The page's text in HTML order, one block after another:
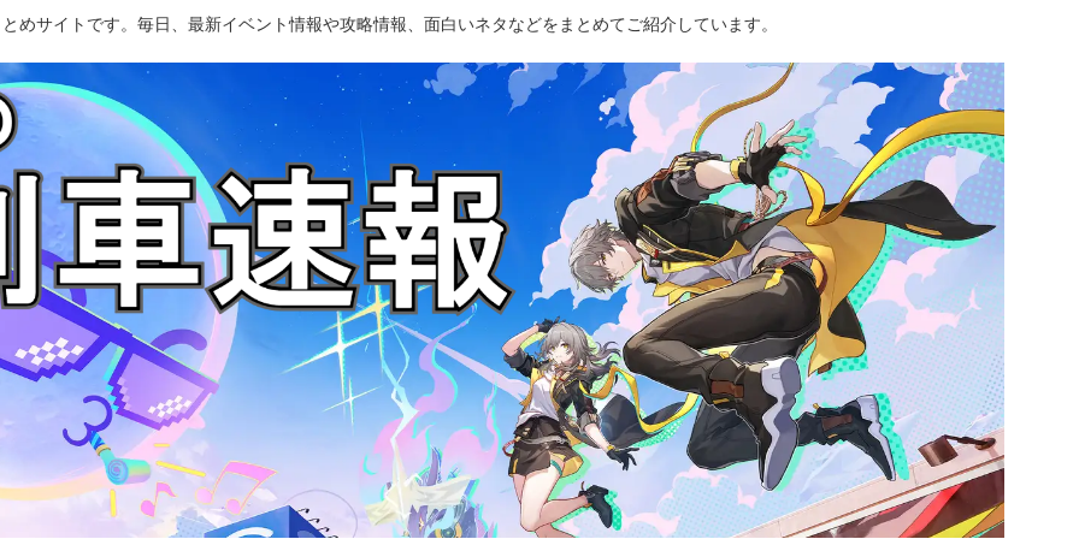
めサイトです。毎日、最新イベント情報や攻略情報、面白いネタなどをまとめてご紹介しています。